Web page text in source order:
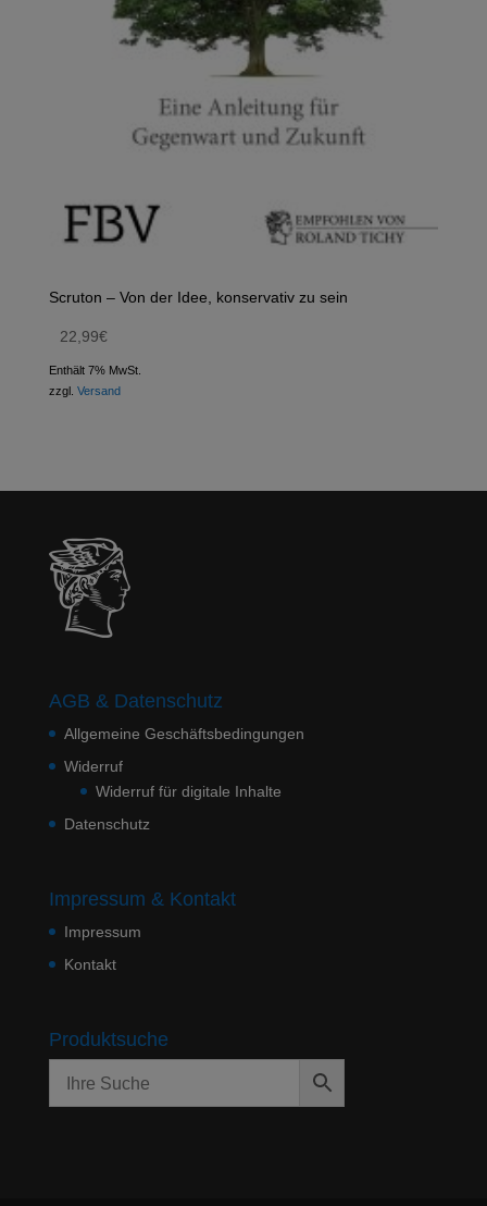
Scruton – Von der Idee, konservativ zu sein
22,99€
Enthält 7% MwSt.
zzgl. Versand
AGB & Datenschutz
Allgemeine Geschäftsbedingungen
Widerruf
Widerruf für digitale Inhalte
Datenschutz
Impressum & Kontakt
Impressum
Kontakt
Produktsuche